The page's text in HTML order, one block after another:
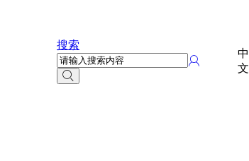
搜索
中
文